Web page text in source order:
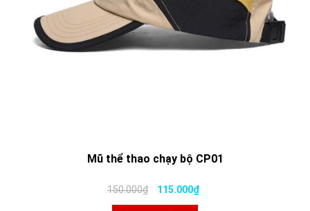
Mũ thể thao chạy bộ CP01
150.000₫ 115.000₫